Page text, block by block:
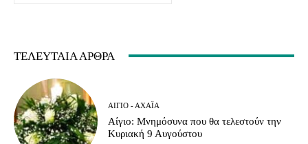
ΤΕΛΕΥΤΑΊΑ ΆΡΘΡΑ
ΑΊΓΙΟ - ΑΧΑΪ́Α
Αίγιο: Μνημόσυνα που θα τελεστούν την
Κυριακή 9 Αυγούστου